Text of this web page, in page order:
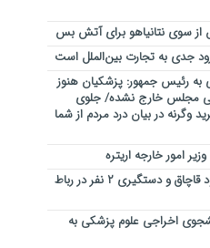
سوی نتانیاهو برای آتش بس
جدی به تجارت بین‌الملل است
به رئیس جمهور: پزشکیان هنوز
مجلس خارج نشده/ جلوی
وگرنه در بیان درد مردم از شما
امور خارجه اریتره
کشف ۲۲ تن کود قاچاق و دستگیری ۲ نفر در رباط
۶۰ دانشجوی اخراجی علوم پزشکی به